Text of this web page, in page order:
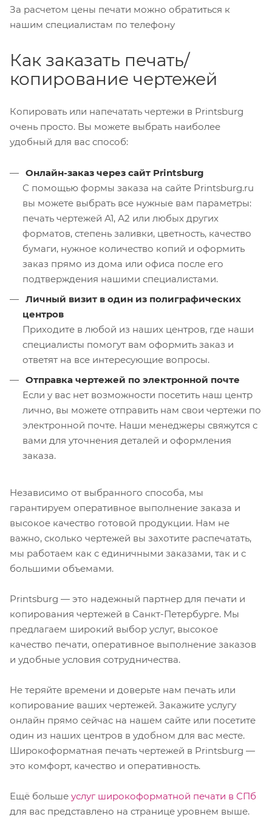
За расчетом цены печати можно обратиться к
нашим специалистам по телефону
Как заказать печать/
копирование чертежей
Копировать или напечатать чертежи в Printsburg
очень просто. Вы можете выбрать наиболее
удобный для вас способ:
Онлайн-заказ через сайт Printsburg
С помощью формы заказа на сайте Printsburg.ru
вы можете выбрать все нужные вам параметры:
печать чертежей А1, А2 или любых других
форматов, степень заливки, цветность, качество
бумаги, нужное количество копий и оформить
заказ прямо из дома или офиса после его
подтверждения нашими специалистами.
Личный визит в один из полиграфических
центров
Приходите в любой из наших центров, где наши
специалисты помогут вам оформить заказ и
ответят на все интересующие вопросы.
Отправка чертежей по электронной почте
Если у вас нет возможности посетить наш центр
лично, вы можете отправить нам свои чертежи по
электронной почте. Наши менеджеры свяжутся с
вами для уточнения деталей и оформления
заказа.
Независимо от выбранного способа, мы
гарантируем оперативное выполнение заказа и
высокое качество готовой продукции. Нам не
важно, сколько чертежей вы захотите распечатать,
мы работаем как с единичными заказами, так и с
большими объемами.
Printsburg — это надежный партнер для печати и
копирования чертежей в Санкт-Петербурге. Мы
предлагаем широкий выбор услуг, высокое
качество печати, оперативное выполнение заказов
и удобные условия сотрудничества.
Не теряйте времени и доверьте нам печать или
копирование ваших чертежей. Закажите услугу
онлайн прямо сейчас на нашем сайте или посетите
один из наших центров в удобном для вас месте.
Широкоформатная печать чертежей в Printsburg —
это комфорт, качество и оперативность.
Ещё больше услуг широкоформатной печати в СПб
для вас представлено на странице уровнем выше.